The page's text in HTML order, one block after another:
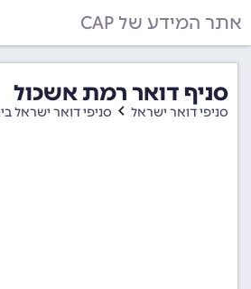
אתר המידע של CAP
סניף דואר רמת אשכול
סניפי דואר ישראל סניפי דואר ישראל